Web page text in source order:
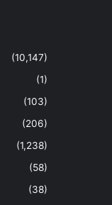
(10,147)
(1)
(103)
(206)
(1,238)
(58)
(38)